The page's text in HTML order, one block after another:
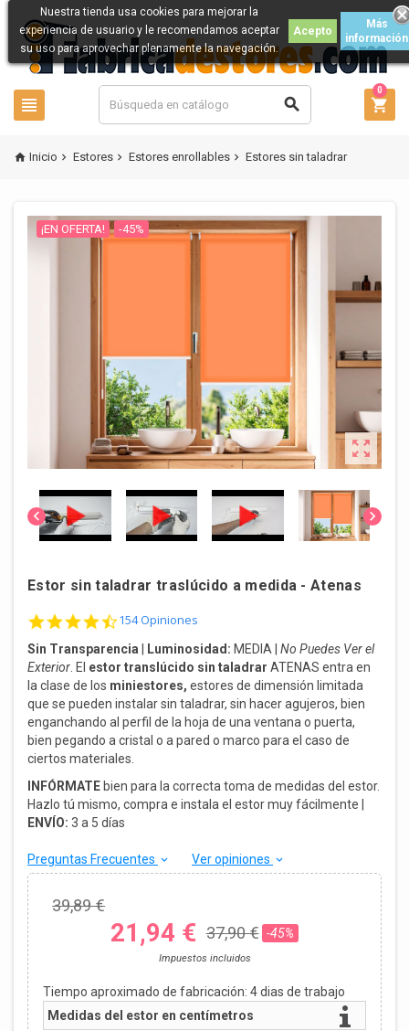
  
0
Nuestra tienda usa cookies para mejorar la
experiencia de usuario y le recomendamos aceptar
su uso para aprovechar plenamente la navegación.
Acepto
Más
información
 Inicio  Estores  Estores enrollables  Estores sin taladrar

 
¡EN OFERTA! -45%
Estor sin taladrar traslúcido a medida - Atenas
4.7 star rating
154 Opiniones
Sin Transparencia Luminosidad: MEDIA | No Puedes Ver el
Exterior. El estor translúcido sin taladrar ATENAS entra en
la clase de los miniestores, estores de dimensión limitada
que se pueden instalar sin taladrar, sin hacer agujeros, bien
enganchando al perfil de la hoja de una ventana o puerta,
bien pegando a cristal o a pared o marco para el caso de
ciertos materiales.
INFÓRMATE bien para la correcta toma de medidas del estor.
Hazlo tú mismo, compra e instala el estor muy fácilmente |
ENVÍO: 3 a 5 días
Preguntas Frecuentes keyboard_arrow_down Ver opiniones keyboard_arrow_down
39,89 €
21,94 € 37,90 € -45%
Impuestos incluidos
Tiempo aproximado de fabricación: 4dias de trabajo
Medidas del estor en centímetros